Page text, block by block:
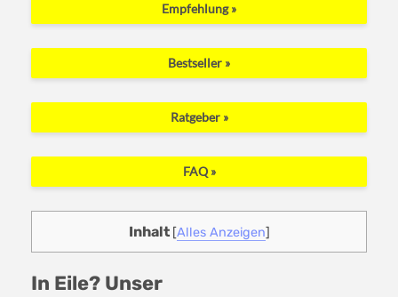
Empfehlung »
Bestseller »
Ratgeber »
FAQ »
Inhalt [Alles Anzeigen]
In Eile? Unser